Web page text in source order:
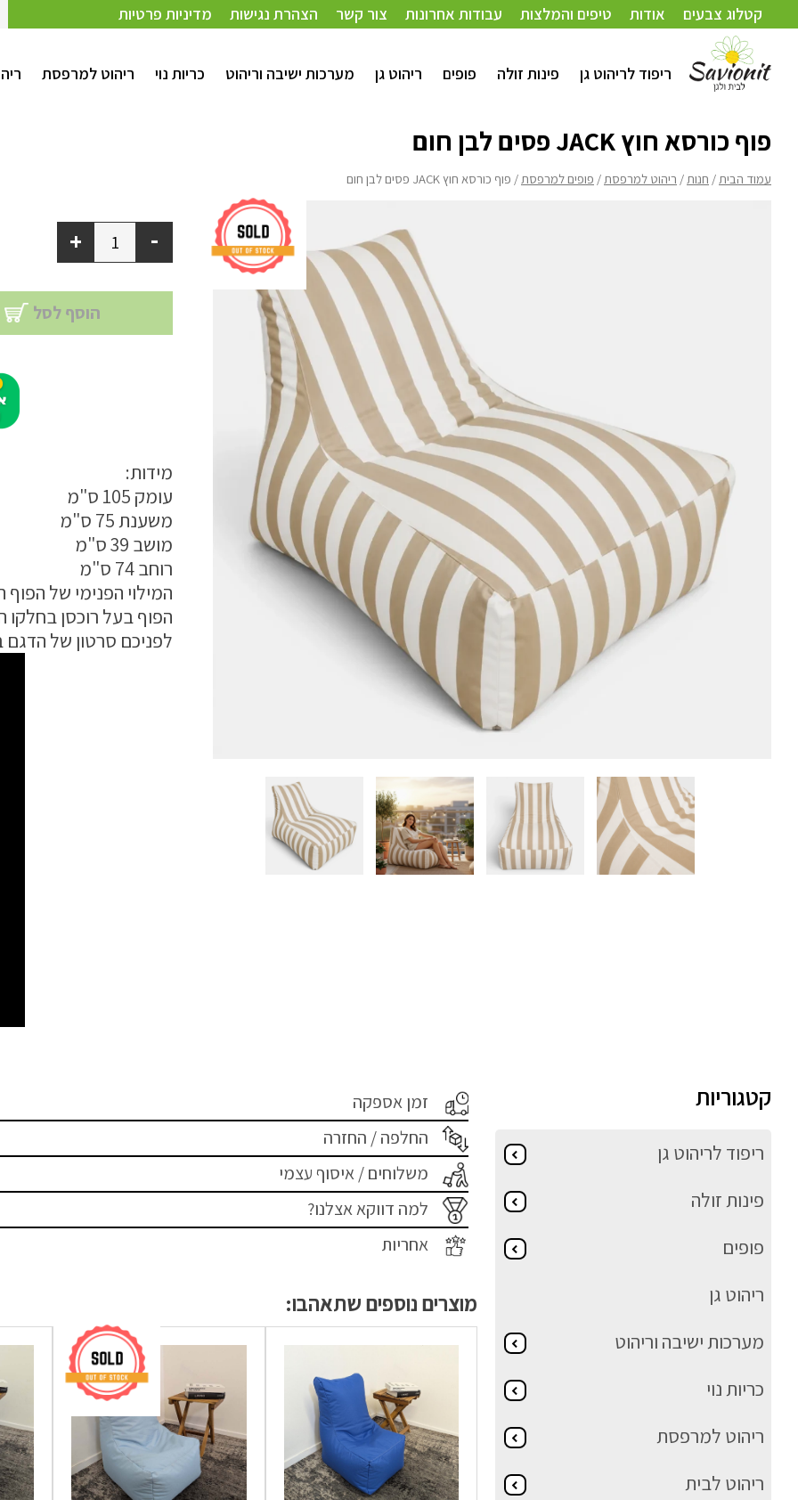
קטלוג צבעים אודות טיפים והמלצות עבודות אחרונות צור קשר הצהרת נגישות מדיניות פרטיות
ריפוד לריהוט גן פינות זולה פופים ריהוט גן מערכות ישיבה וריהוט כריות נוי ריהוט למרפסת
עמוד הבית/חנות/ריהוט למרפסת פופים למרפסת/ פוף כורסא חוץ JACK פסים לבן חום
פוף כורסא חוץ JACK פסים לבן חום
עמוד הבית/ חנות/ ריהוט למרפסת/ פופים למרפסת/ פוף כורסא חוץ JACK פסים לבן חום
-
+
הוסף לסל
מידות:
עומק 105 ס"מ
משענת 75 ס"מ
מושב 39 ס"מ
רוחב 74 ס"מ
המילוי הפנימי של הפוף
הפוף בעל רוכסן בחלקו
לפניכם סרטון של הדגם
זמן אספקה
החלפה / החזרה
משלוחים / איסוף עצמי
למה דווקא אצלנו?
אחריות
מוצרים נוספים שתאהבו:
קטגוריות
ריפוד לריהוט גן
פינות זולה
פופים
ריהוט גן
מערכות ישיבה וריהוט
כריות נוי
ריהוט למרפסת
ריהוט לבית